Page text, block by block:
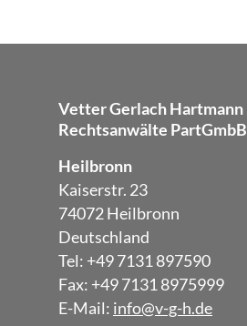
Vetter Gerlach Hartmann
Rechtsanwälte PartGmbB
Heilbronn
Kaiserstr. 23
74072 Heilbronn
Deutschland
Tel: +49 7131 897590
Fax: +49 7131 8975999
E-Mail: info@v-g-h.de